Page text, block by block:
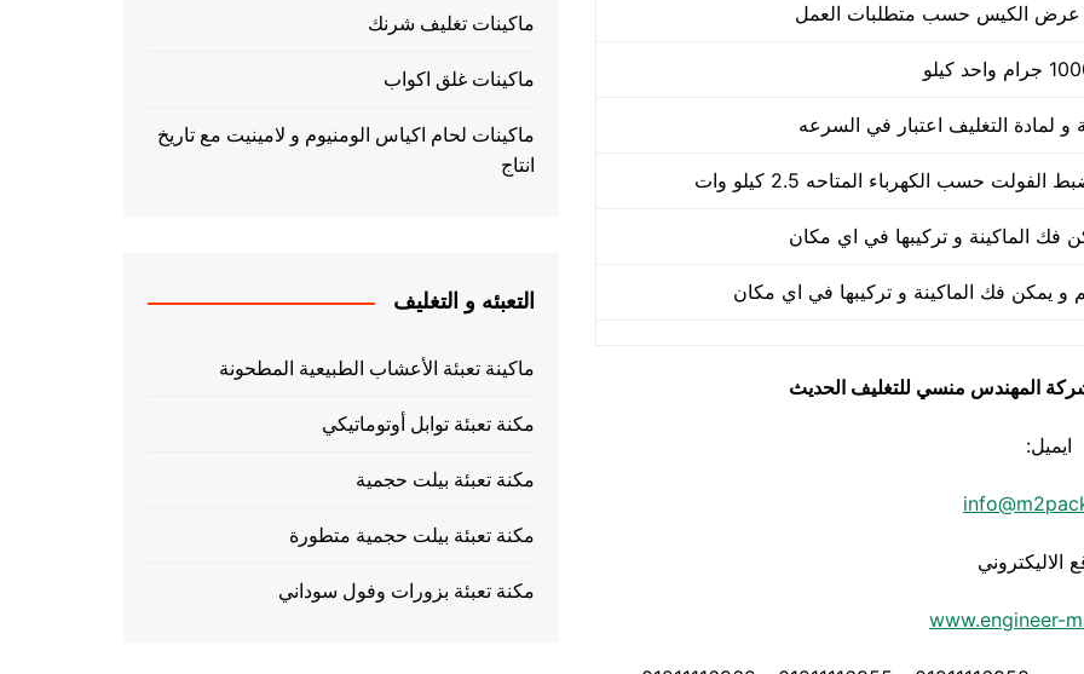
عرض الكيس حسب متطلبات العمل
شركة المهندس منسي للتغليف الحديث
ايميل:
الاليكتروني
www.engineer-
ماكينات تغليف شرنك
ماكينات غلق اكواب
ماكينات لحام اكياس الومنيوم و لامينيت مع تاريخ
انتاج
التعبئه و التغليف
ماكينة تعبئة الأعشاب الطبيعية المطحونة
مكنة تعبئة توابل أوتوماتيكي
مكنة تعبئة بيلت حجمية
مكنة تعبئة بيلت حجمية متطورة
مكنة تعبئة بزورات وفول سوداني